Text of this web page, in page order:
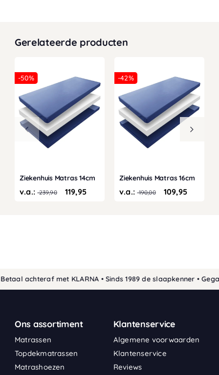
Gerelateerde producten
-50%
Ziekenhuis Matras 14cm
v.a.:239,90 119,95
-42%
Ziekenhuis Matras 16cm
v.a.:190,00 109,95
met KLARNA • Sinds 1989 de slaapkenner •
Ons assortiment
Matrassen
Topdekmatrassen
Matrashoezen
Klantenservice
Algemene voorwaarden
Klantenservice
Reviews